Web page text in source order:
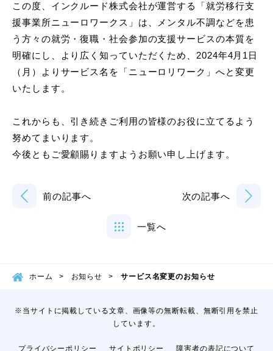
この度、インクルード株式会社が運営する「就労移行支
援事業所ニューロワークス」は、メンタル不調などを患
う方々の就労・復職・社会参加の支援サービスの本質を
明確にし、より広く知っていただくため、2024年4月1日
（月）よりサービス名を「ニューロリワーク」へと変更
いたします。
これからも、引き続きご利用の皆様のお役に立てるよう
努めてまいります。
今後ともご愛顧賜りますようお願い申し上げます。
前の記事へ
一覧へ
次の記事へ
ホーム お知らせ サービス名変更のお知らせ
※当サイトに掲載している文章、画像等の無断転載、無断引用を禁止
しています。
プライバシーポリシー サイトポリシー 障害者の表記について